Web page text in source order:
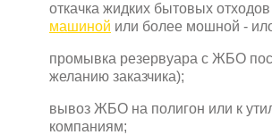
откачка жидких бытовых отходов
машиной или более мошной -
промывка резервуара с ЖБО
желанию заказчика);
вывоз ЖБО на полигон или к
компаниям;